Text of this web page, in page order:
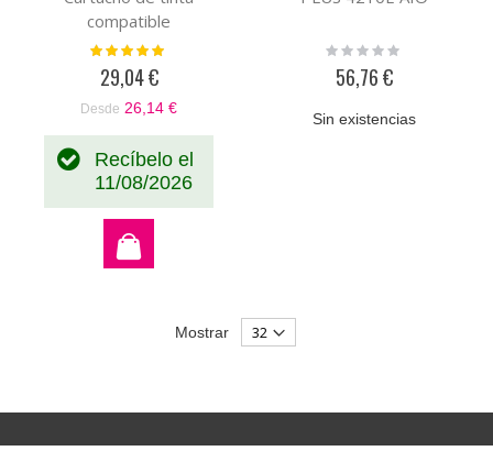
compatible
Valoración:
29,04 €
Desde 26,14 €
Recíbelo el
11/08/2026
Rating:
56,76 €
Sin existencias
Mostrar